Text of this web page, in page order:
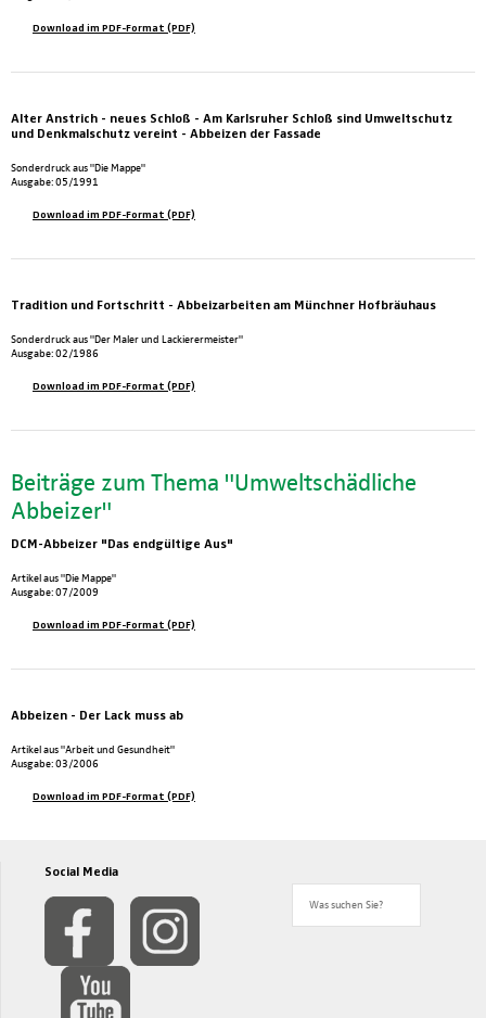
Download im PDF-Format (PDF)
Alter Anstrich - neues Schloß - Am Karlsruher Schloß sind Umweltschutz
und Denkmalschutz vereint - Abbeizen der Fassade
Sonderdruck aus "Die Mappe"
Ausgabe: 05/1991
Download im PDF-Format (PDF)
Tradition und Fortschritt - Abbeizarbeiten am Münchner Hofbräuhaus
Sonderdruck aus "Der Maler und Lackierermeister"
Ausgabe: 02/1986
Download im PDF-Format (PDF)
Beiträge zum Thema "Umweltschädliche
Abbeizer"
DCM-Abbeizer "Das endgültige Aus"
Artikel aus "Die Mappe"
Ausgabe: 07/2009
Download im PDF-Format (PDF)
Abbeizen - Der Lack muss ab
Artikel aus "Arbeit und Gesundheit"
Ausgabe: 03/2006
Download im PDF-Format (PDF)
Social Media